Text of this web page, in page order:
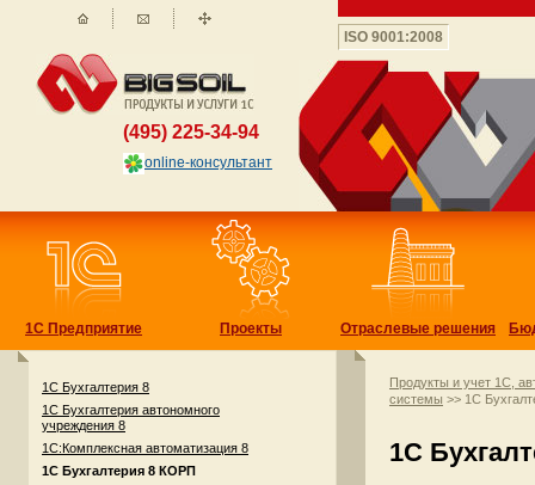
1С Предприятие Проекты Отраслевые решения
1С Бухгалтерия 8
1C Бухгалтерия автономного
учреждения 8
1С:Комплексная автоматизация 8
1C Бухгалтерия 8 КОРП
Продукты и учет 1С,
системы >> 1C
1C
(495) 225-34-94
online-консультант
ISO 9001:2008